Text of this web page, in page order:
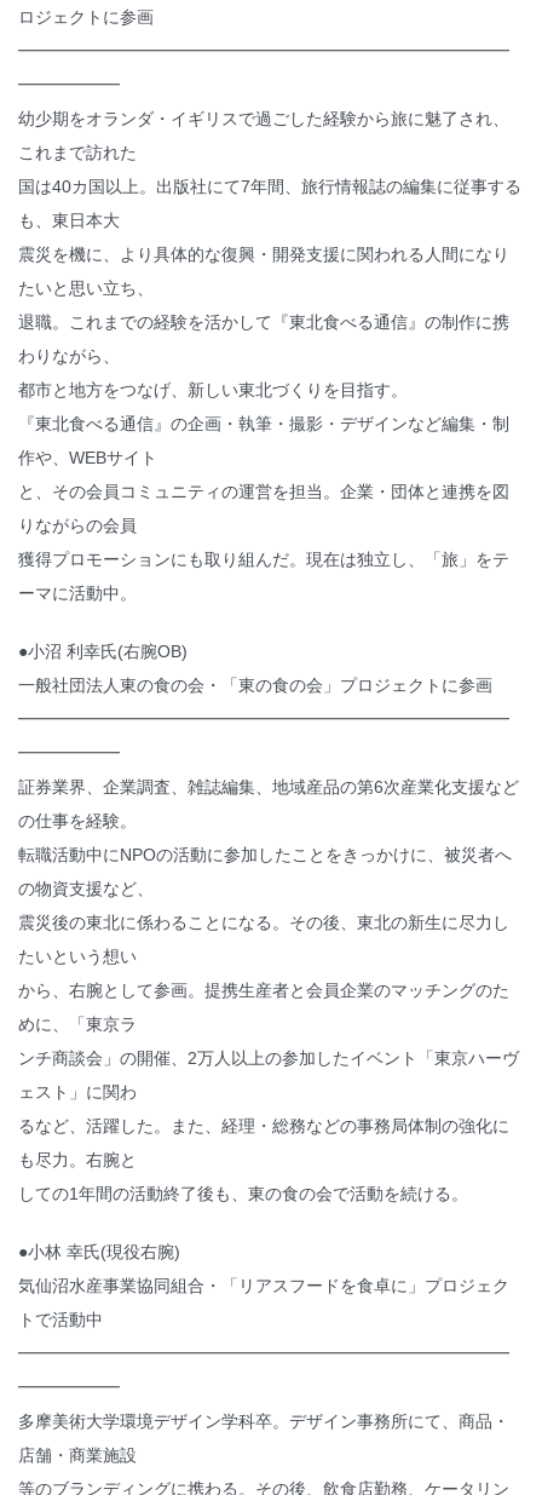
ロジェクトに参画
━━━━━━━━━━━━━━━━━━━━━━━━━━━━━
━━━━━━
幼少期をオランダ・イギリスで過ごした経験から旅に魅了され、
これまで訪れた
国は40カ国以上。出版社にて7年間、旅行情報誌の編集に従事する
も、東日本大
震災を機に、より具体的な復興・開発支援に関われる人間になり
たいと思い立ち、
退職。これまでの経験を活かして『東北食べる通信』の制作に携
わりながら、
都市と地方をつなげ、新しい東北づくりを目指す。
『東北食べる通信』の企画・執筆・撮影・デザインなど編集・制
作や、WEBサイト
と、その会員コミュニティの運営を担当。企業・団体と連携を図
りながらの会員
獲得プロモーションにも取り組んだ。現在は独立し、「旅」をテ
ーマに活動中。
●小沼 利幸氏(右腕OB)
一般社団法人東の食の会・「東の食の会」プロジェクトに参画
━━━━━━━━━━━━━━━━━━━━━━━━━━━━━
━━━━━━
証券業界、企業調査、雑誌編集、地域産品の第6次産業化支援など
の仕事を経験。
転職活動中にNPOの活動に参加したことをきっかけに、被災者へ
の物資支援など、
震災後の東北に係わることになる。その後、東北の新生に尽力し
たいという想い
から、右腕として参画。提携生産者と会員企業のマッチングのた
めに、「東京ラ
ンチ商談会」の開催、2万人以上の参加したイベント「東京ハーヴ
ェスト」に関わ
るなど、活躍した。また、経理・総務などの事務局体制の強化に
も尽力。右腕と
しての1年間の活動終了後も、東の食の会で活動を続ける。
●小林 幸氏(現役右腕)
気仙沼水産事業協同組合・「リアスフードを食卓に」プロジェク
トで活動中
━━━━━━━━━━━━━━━━━━━━━━━━━━━━━
━━━━━━
多摩美術大学環境デザイン学科卒。デザイン事務所にて、商品・
店舗・商業施設
等のブランディングに携わる。その後、飲食店勤務、ケータリン